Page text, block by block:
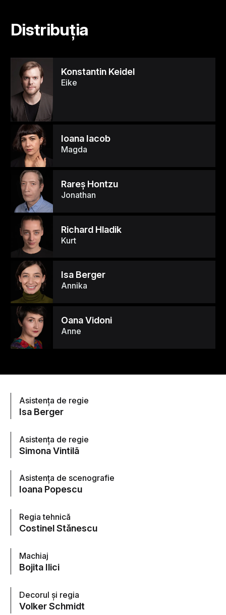
Distribuția
Konstantin Keidel
Eike
Ioana Iacob
Magda
Rareş Hontzu
Jonathan
Richard Hladik
Kurt
Isa Berger
Annika
Oana Vidoni
Anne
Asistența de regie
Isa Berger
Asistența de regie
Simona Vintilã
Asistența de scenografie
Ioana Popescu
Regia tehnică
Costinel Stănescu
Machiaj
Bojita Ilici
Decorul și regia
Volker Schmidt